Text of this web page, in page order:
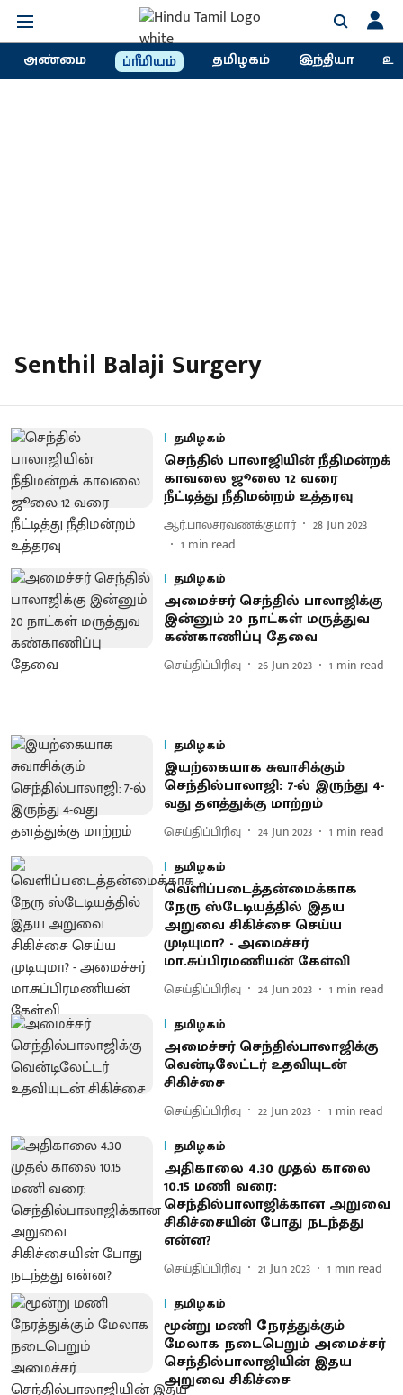
அண்மை ப்ரீமியம் தமிழகம் இந்தியா
Senthil Balaji Surgery
தமிழகம்
செந்தில் பாலாஜியின் நீதிமன்றக்
காவலை ஜூலை 12 வரை
நீட்டித்து நீதிமன்றம் உத்தரவு
ஆர்.பாலசரவணக்குமார்
28 Jun 2023
1 min read
தமிழகம்
அமைச்சர் செந்தில் பாலாஜிக்கு
இன்னும் 20 நாட்கள் மருத்துவ
கண்காணிப்பு தேவை
செய்திப்பிரிவு 26 Jun 2023 1 min read
தமிழகம்
இயற்கையாக சுவாசிக்கும்
செந்தில்பாலாஜி: 7-ல் இருந்து 4-
வது தளத்துக்கு மாற்றம்
செய்திப்பிரிவு 24 Jun 2023 1 min read
தமிழகம்
வெளிப்படைத்தன்மைக்காக
நேரு ஸ்டேடியத்தில் இதய
அறுவை சிகிச்சை செய்ய
முடியுமா? - அமைச்சர்
மா.சுப்பிரமணியன் கேள்வி
செய்திப்பிரிவு 24 Jun 2023 1 min read
தமிழகம்
அமைச்சர் செந்தில்பாலாஜிக்கு
வென்டிலேட்டர் உதவியுடன்
சிகிச்சை
செய்திப்பிரிவு 22 Jun 2023 1 min read
தமிழகம்
அதிகாலை 4.30 முதல் காலை
10.15 மணி வரை:
செந்தில்பாலாஜிக்கான அறுவை
சிகிச்சையின் போது நடந்தது
என்ன?
செய்திப்பிரிவு 21 Jun 2023 1 min read
தமிழகம்
மூன்று மணி நேரத்துக்கும்
மேலாக நடைபெறும் அமைச்சர்
செந்தில்பாலாஜியின் இதய
அறுவை சிகிச்சை